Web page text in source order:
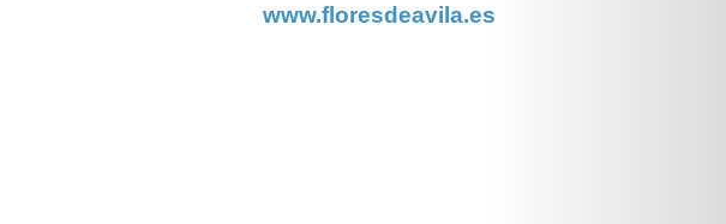
www.floresdeavila.es